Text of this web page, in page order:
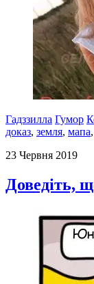
Гадззилла Гумор
доказ, земля, мапа,
23 Червня 2019
Доведіть,